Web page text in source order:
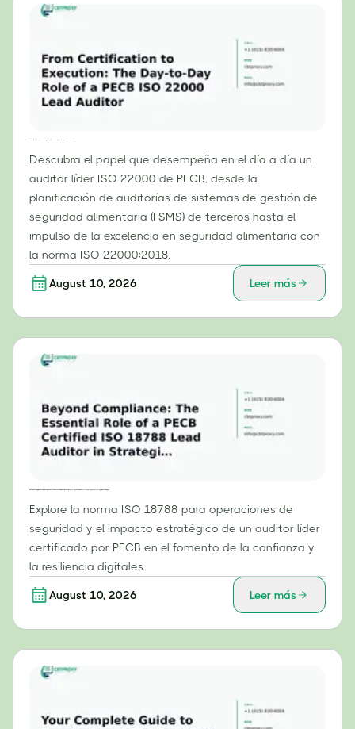
Descubra el papel que desempeña en el día a día un
auditor líder ISO 22000 de PECB, desde la
planificación de auditorías de sistemas de gestión de
seguridad alimentaria (FSMS) de terceros hasta el
impulso de la excelencia en seguridad alimentaria con
la norma ISO 22000:2018.
August 10, 2026 Leer más
Explore la norma ISO 18788 para operaciones de
seguridad y el impacto estratégico de un auditor líder
certificado por PECB en el fomento de la confianza y
la resiliencia digitales.
August 10, 2026 Leer más